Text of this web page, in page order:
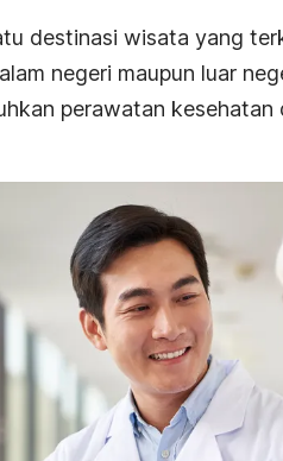
destinasi wisata yang
negeri maupun luar
perawatan kesehatan